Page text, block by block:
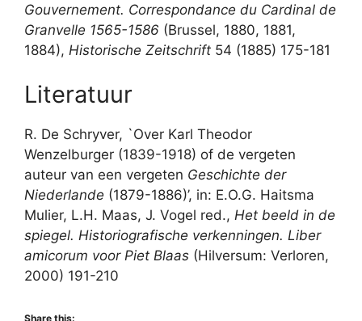
Gouvernement. Correspondance du Cardinal de
Granvelle 1565-1586 (Brussel, 1880, 1881,
1884), Historische Zeitschrift 54 (1885) 175-181
Literatuur
R. De Schryver, `Over Karl Theodor
Wenzelburger (1839-1918) of de vergeten
auteur van een vergeten Geschichte der
Niederlande (1879-1886)’, in: E.O.G. Haitsma
Mulier, L.H. Maas, J. Vogel red., Het beeld in de
spiegel. Historiografische verkenningen. Liber
amicorum voor Piet Blaas (Hilversum: Verloren,
2000) 191-210
Share this: